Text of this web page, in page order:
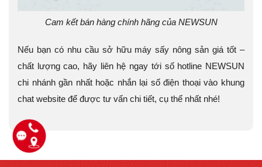
Cam kết bán hàng chính hãng của NEWSUN
Nếu bạn có nhu cầu sở hữu máy sấy nông sản giá tốt –
chất lượng cao, hãy liên hệ ngay tới số hotline NEWSUN
chi nhánh gần nhất hoặc nhắn lại số điện thoại vào khung
chat website để được tư vấn chi tiết, cụ thể nhất nhé!